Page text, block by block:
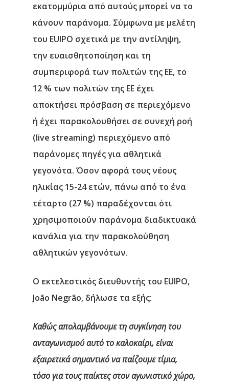
εκατομμύρια από αυτούς μπορεί να το
κάνουν παράνομα. Σύμφωνα με μελέτη
του EUIPO σχετικά με την αντίληψη,
την ευαισθητοποίηση και τη
συμπεριφορά των πολιτών της ΕΕ, το
12 % των πολιτών της ΕΕ έχει
αποκτήσει πρόσβαση σε περιεχόμενο
ή έχει παρακολουθήσει σε συνεχή ροή
(live streaming) περιεχόμενο από
παράνομες πηγές για αθλητικά
γεγονότα. Όσον αφορά τους νέους
ηλικίας 15-24 ετών, πάνω από το ένα
τέταρτο (27 %) παραδέχονται ότι
χρησιμοποιούν παράνομα διαδικτυακά
κανάλια για την παρακολούθηση
αθλητικών γεγονότων.
Ο εκτελεστικός διευθυντής του EUIPO,
João Negrão, δήλωσε τα εξής:
Καθώς απολαμβάνουμε τη συγκίνηση του
ανταγωνισμού αυτό το καλοκαίρι, είναι
εξαιρετικά σημαντικό να παίζουμε τίμια,
τόσο για τους παίκτες στον αγωνιστικό χώρο,